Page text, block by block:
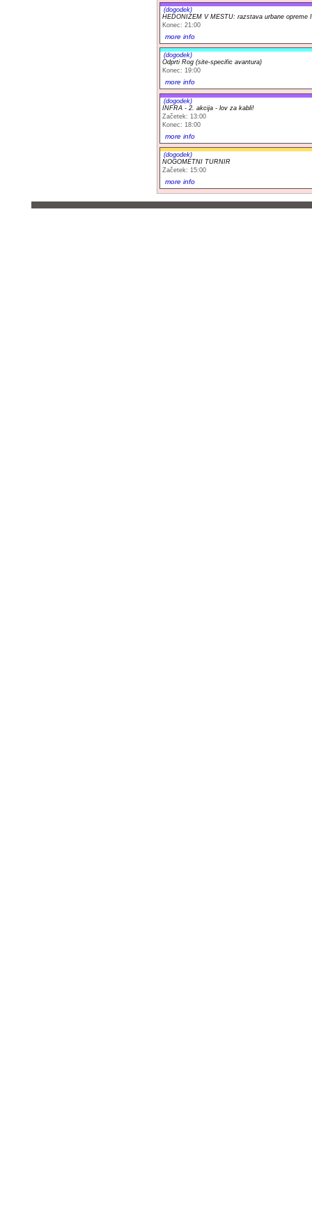
(dogodek)
HEDONIZEM V MESTU: razstava urbane opreme
Konec: 21:00
more info
(dogodek)
Odprti Rog (site-specific avantura)
Konec: 19:00
more info
(dogodek)
INFRA - 2. akcija - lov za kabli!
Začetek: 13:00
Konec: 18:00
more info
(dogodek)
NOGOMETNI TURNIR
Začetek: 15:00
more info